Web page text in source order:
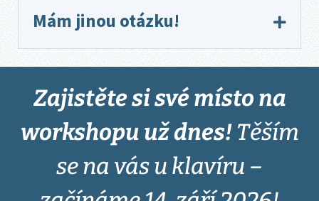
Mám jinou otázku!
Zajistěte si své místo na
workshopu už dnes! Těším
se na vás u klavíru –